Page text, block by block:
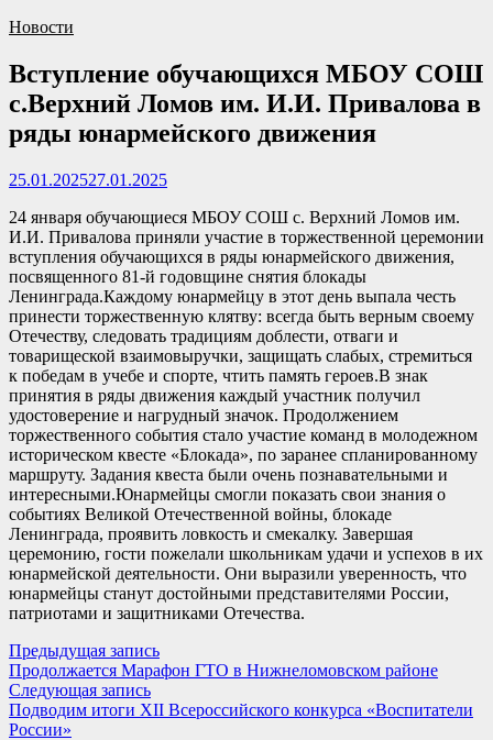
Новости
Вступление обучающихся МБОУ СОШ
с.Верхний Ломов им. И.И. Привалова в
ряды юнармейского движения
25.01.202527.01.2025
24 января обучающиеся МБОУ СОШ с. Верхний Ломов им.
И.И. Привалова приняли участие в торжественной церемонии
вступления обучающихся в ряды юнармейского движения,
посвященного 81-й годовщине снятия блокады
Ленинграда.Каждому юнармейцу в этот день выпала честь
принести торжественную клятву: всегда быть верным своему
Отечеству, следовать традициям доблести, отваги и
товарищеской взаимовыручки, защищать слабых, стремиться
к победам в учебе и спорте, чтить память героев.В знак
принятия в ряды движения каждый участник получил
удостоверение и нагрудный значок. Продолжением
торжественного события стало участие команд в молодежном
историческом квесте «Блокада», по заранее спланированному
маршруту. Задания квеста были очень познавательными и
интересными.Юнармейцы смогли показать свои знания о
событиях Великой Отечественной войны, блокаде
Ленинграда, проявить ловкость и смекалку. Завершая
церемонию, гости пожелали школьникам удачи и успехов в их
юнармейской деятельности. Они выразили уверенность, что
юнармейцы станут достойными представителями России,
патриотами и защитниками Отечества.
Навигация
по
записям
Предыдущая записьПредыдущая
запись:
Продолжается Марафон ГТО в Нижнеломовском районе
Следующая записьСледующая
запись:
Подводим итоги XII Всероссийского конкурса «Воспитатели
России»